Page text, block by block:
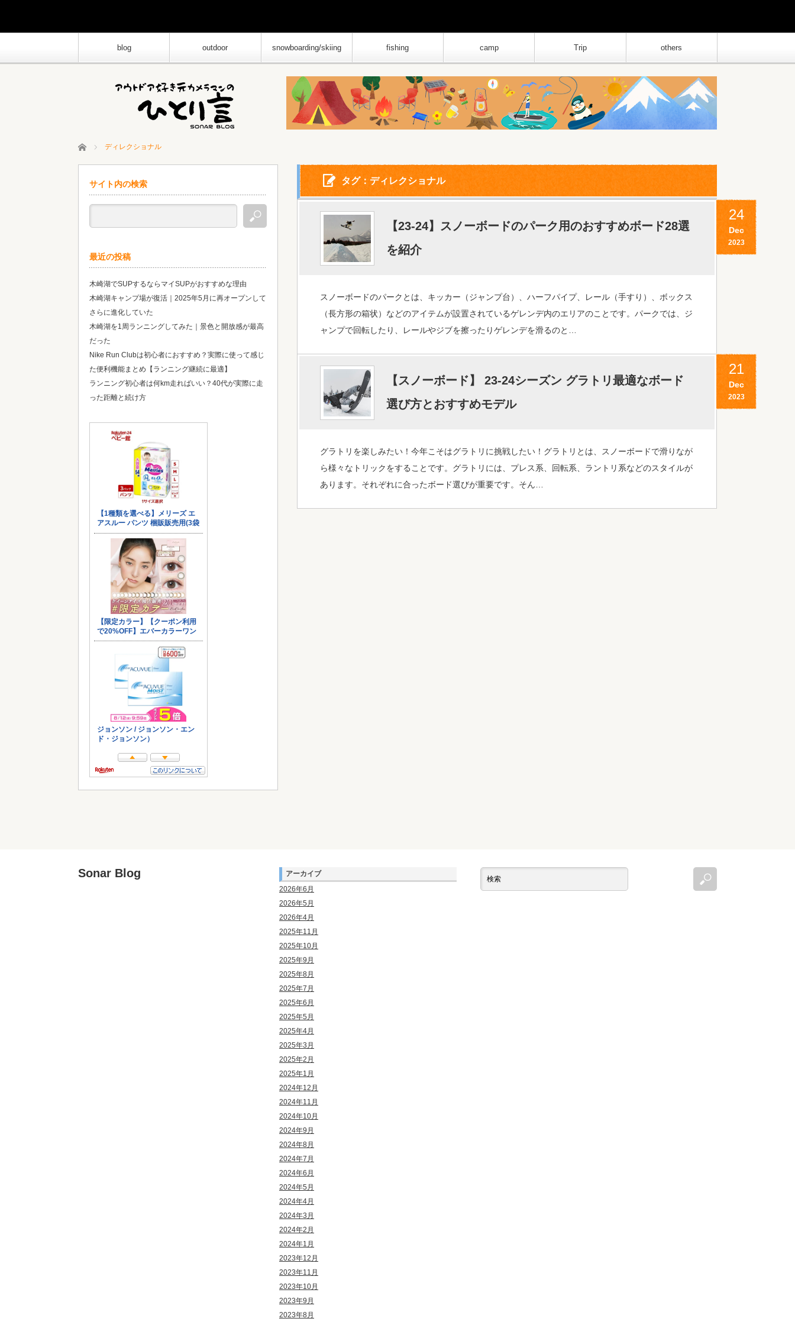
blog outdoor snowboarding/skiing fishing camp Trip others
ホーム ディレクショナル
タグ：ディレクショナル
24
Dec
2023
【23-24】スノーボードのパーク用のおすすめボード28選
を紹介
スノーボードのパークとは、キッカー（ジャンプ台）、ハーフパイプ、レール（手すり）、ボックス
（長方形の箱状）などのアイテムが設置されているゲレンデ内のエリアのことです。パークでは、ジ
ャンプで回転したり、レールやジブを擦ったりゲレンデを滑るのと…
21
Dec
2023
【スノーボード】 23-24シーズン グラトリ最適なボード
選び方とおすすめモデル
グラトリを楽しみたい！今年こそはグラトリに挑戦したい！グラトリとは、スノーボードで滑りなが
ら様々なトリックをすることです。グラトリには、プレス系、回転系、ラントリ系などのスタイルが
あります。それぞれに合ったボード選びが重要です。そん…
サイト内の検索
最近の投稿
木崎湖でSUPするならマイSUPがおすすめな理由
木崎湖キャンプ場が復活｜2025年5月に再オープンして
さらに進化していた
木崎湖を1周ランニングしてみた｜景色と開放感が最高
だった
Nike Run Clubは初心者におすすめ？実際に使って感じ
た便利機能まとめ【ランニング継続に最適】
ランニング初心者は何km走ればいい？40代が実際に走
った距離と続け方
Sonar Blog
アーカイブ
2026年6月
2026年5月
2026年4月
2025年11月
2025年10月
2025年9月
2025年8月
2025年7月
2025年6月
2025年5月
2025年4月
2025年3月
2025年2月
2025年1月
2024年12月
2024年11月
2024年10月
2024年9月
2024年8月
2024年7月
2024年6月
2024年5月
2024年4月
2024年3月
2024年2月
2024年1月
2023年12月
2023年11月
2023年10月
2023年9月
2023年8月